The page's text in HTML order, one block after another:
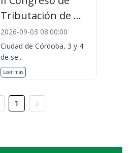
Tributación de ...
2026-09-03 08:00:00
Ciudad de Córdoba, 3 y 4
de se...
Leer más
1